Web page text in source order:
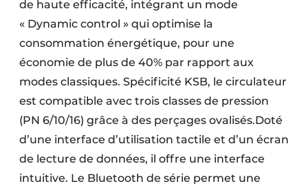
de haute efficacité, intégrant un mode
« Dynamic control » qui optimise la
consommation énergétique, pour une
économie de plus de 40% par rapport aux
modes classiques. Spécificité KSB, le circulateur
est compatible avec trois classes de pression
(PN 6/10/16) grâce à des perçages ovalisés.Doté
d’une interface d’utilisation tactile et d’un écran
de lecture de données, il offre une interface
intuitive. Le Bluetooth de série permet une